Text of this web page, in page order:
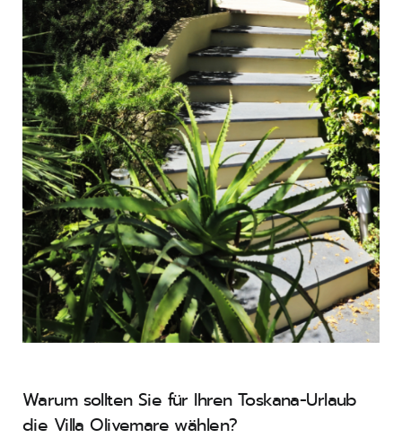
Warum sollten Sie für Ihren Toskana-Urlaub
die Villa Olivemare wählen?